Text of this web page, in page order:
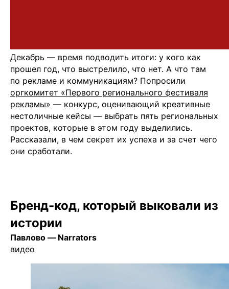
Декабрь — время подводить итоги: у кого как
прошел год, что выстрелило, что нет. А что там
по рекламе и коммуникациям? Попросили
оргкомитет «Первого регионального фестиваля
рекламы» — конкурс, оценивающий креативные
нестоличные кейсы — выбрать пять региональных
проектов, которые в этом году выделились.
Рассказали, в чем секрет их успеха и за счет чего
они сработали.
Бренд-код, который выковали из
истории
Павлово — Narrators
видео